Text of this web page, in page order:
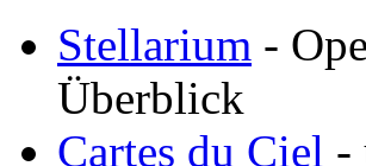
Stellarium -
Überblick
Cartes du Ciel -